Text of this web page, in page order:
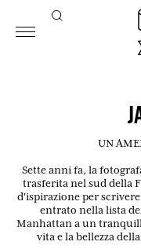
UN
Sette anni fa, la
trasferita nel sud della
d'ispirazione per
entrato nella lista
Manhattan a un
vita e la bellezza